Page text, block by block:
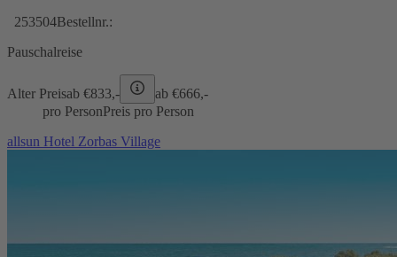
253504Bestellnr.:
Pauschalreise
Alter Preisab €833,- ab €666,-
pro PersonPreis pro Person
allsun Hotel Zorbas Village